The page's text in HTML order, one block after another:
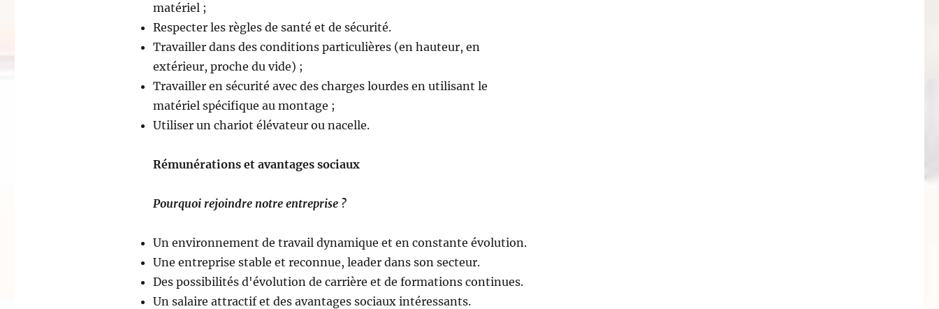
matériel ;
Respecter les règles de santé et de sécurité.
Travailler dans des conditions particulières (en hauteur, en
extérieur, proche du vide) ;
Travailler en sécurité avec des charges lourdes en utilisant le
matériel spécifique au montage ;
Utiliser un chariot élévateur ou nacelle.
Rémunérations et avantages sociaux
Pourquoi rejoindre notre entreprise ?
Un environnement de travail dynamique et en constante évolution.
Une entreprise stable et reconnue, leader dans son secteur.
Des possibilités d'évolution de carrière et de formations continues.
Un salaire attractif et des avantages sociaux intéressants.